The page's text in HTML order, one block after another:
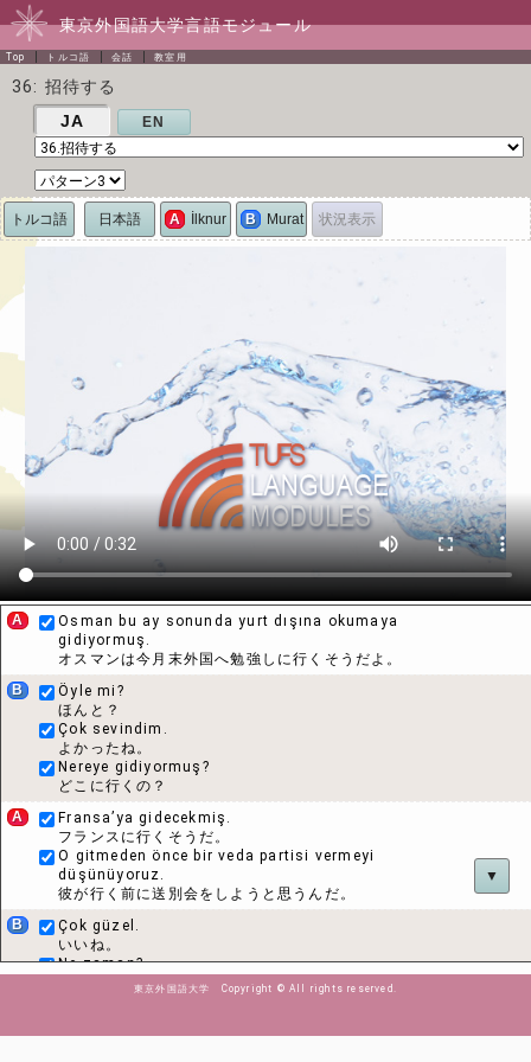
東京外国語大学言語モジュール
Top トルコ語 会話 教室用
36: 招待する
JA EN
状況表示
トルコ語 日本語 A İlknur B Murat
▼
A
Osman bu ay sonunda yurt dışına okumaya
gidiyormuş.
オスマンは今月末外国へ勉強しに行くそうだよ。
B
Öyle mi?
ほんと？
Çok sevindim.
よかったね。
Nereye gidiyormuş?
どこに行くの？
A
Fransa’ya gidecekmiş.
フランスに行くそうだ。
O gitmeden önce bir veda partisi vermeyi
düşünüyoruz.
彼が行く前に送別会をしようと思うんだ。
B
Çok güzel.
いいね。
Ne zaman?
今月の２５日。
東京外国語大学 Copyright © All rights reserved.